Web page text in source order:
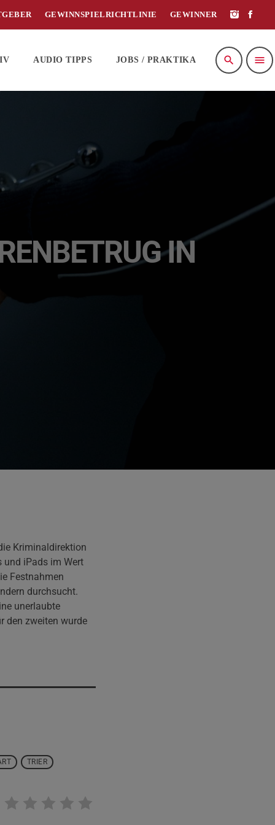
GEWINNSPIELRICHTLINIE GEWINNER
AUDIO TIPPS JOBS / PRAKTIKA search menu
IN D
Kriminaldirektion
und iPads im Wert
Festnahmen
durchsucht.
unerlaubte
den zweiten wurde
TRIER